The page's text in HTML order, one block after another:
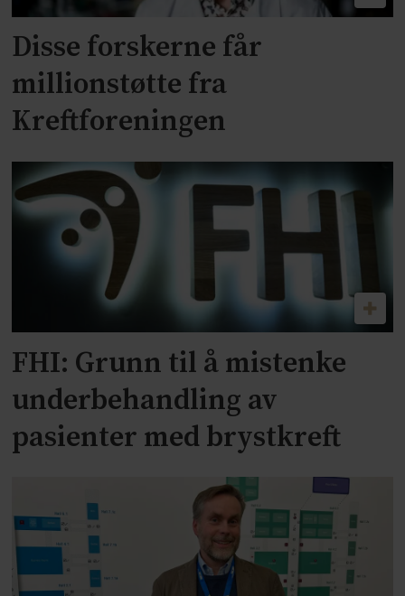
Disse forskerne får
millionstøtte fra
Kreftforeningen
FHI: Grunn til å mistenke
underbehandling av
pasienter med brystkreft